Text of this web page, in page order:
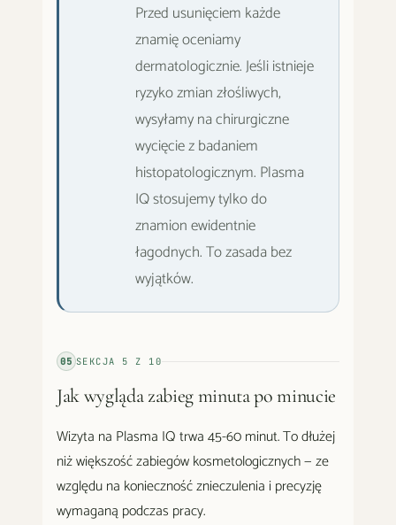
Przed usunięciem każde
znamię oceniamy
dermatologicznie. Jeśli istnieje
ryzyko zmian złośliwych,
wysyłamy na chirurgiczne
wycięcie z badaniem
histopatologicznym. Plasma
IQ stosujemy tylko do
znamion ewidentnie
łagodnych. To zasada bez
wyjątków.
05 SEKCJA 5 Z 10
Jak wygląda zabieg minuta po minucie
Wizyta na Plasma IQ trwa 45-60 minut. To dłużej
niż większość zabiegów kosmetologicznych — ze
względu na konieczność znieczulenia i precyzję
wymaganą podczas pracy.